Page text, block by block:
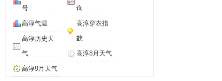
号
询
高淳气温
高淳穿衣指
数
高淳历史天
气
高淳8月天气
高淳9月天气